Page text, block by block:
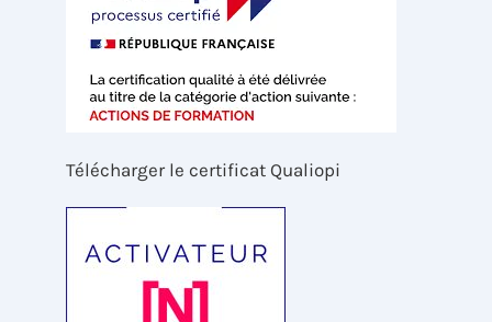
Télécharger le certificat Qualiopi